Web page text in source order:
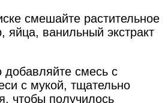
смешайте растительное
яйца, ванильный экстракт
добавляйте смесь с
с мукой, тщательно
чтобы получилось